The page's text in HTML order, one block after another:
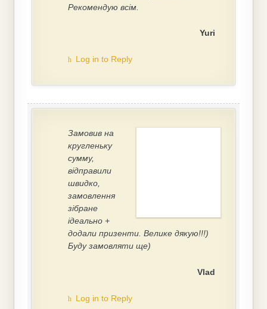
Рекомендую всім.
Yuri
Log in to Reply
Замовив на
кругленьку
сумму,
відправили
швидко,
замовлення
зібране
ідеально +
додали призенти. Велике дякую!!!)
Буду замовляти ще)
Vlad
Log in to Reply